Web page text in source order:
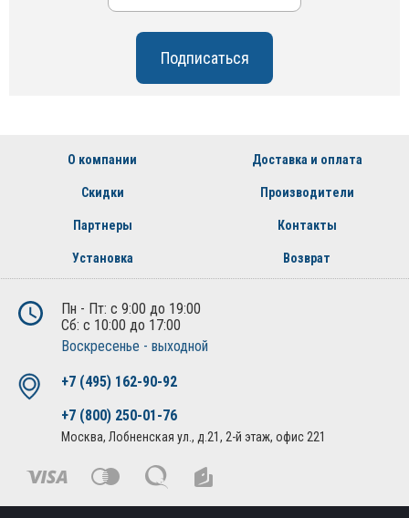
О компании Доставка и оплата
Скидки Производители
Партнеры Контакты
Установка Возврат
Пн - Пт: с 9:00 до 19:00
Сб: с 10:00 до 17:00
Воскресенье - выходной
+7 (495) 162-90-92
+7 (800) 250-01-76
Москва, Лобненская ул., д.21, 2-й этаж, офис 221